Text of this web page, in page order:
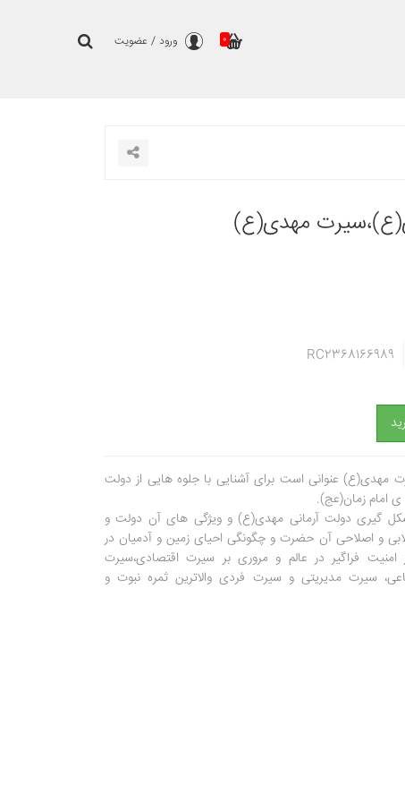
0 ورود / عضویت
مهدی(ع)
RC2368166989
مهدی(ع) عنوانی است برای آشنایی با جلوه هایی از دولت
امام زمان(عج).
گیری دولت آرمانی مهدی(ع) و ویژگی های آن دولت و
و اصلاحی آن حضرت و چگونگی احیای زمین و آدمیان در
امنیت فراگیر در عالم و مروری بر سیرت اقتصادی،سیرت
سیرت مدیریتی و سیرت فردی والاترین ثمره نبوت و